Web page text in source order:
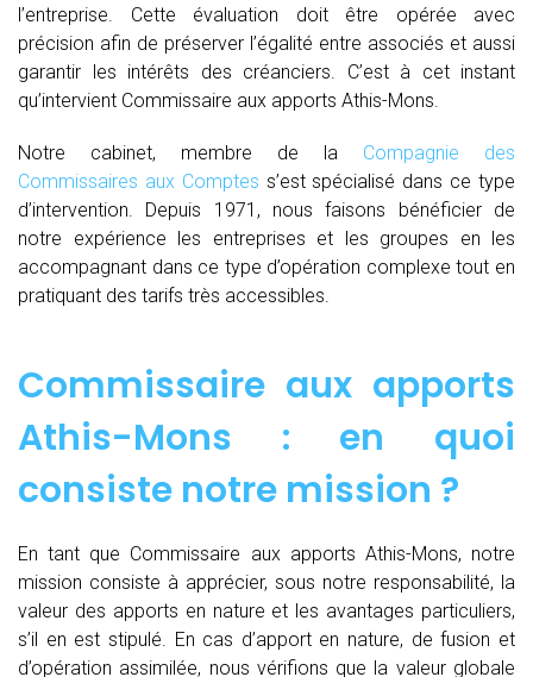
l’entreprise. Cette évaluation doit être opérée avec
précision afin de préserver l’égalité entre associés et aussi
garantir les intérêts des créanciers. C’est à cet instant
qu’intervient Commissaire aux apports Athis-Mons.
Notre cabinet, membre de la Compagnie des
Commissaires aux Comptes s’est spécialisé dans ce type
d’intervention. Depuis 1971, nous faisons bénéficier de
notre expérience les entreprises et les groupes en les
accompagnant dans ce type d’opération complexe tout en
pratiquant des tarifs très accessibles.
Commissaire aux apports
Athis-Mons : en quoi
consiste notre mission ?
En tant que Commissaire aux apports Athis-Mons, notre
mission consiste à apprécier, sous notre responsabilité, la
valeur des apports en nature et les avantages particuliers,
s’il en est stipulé. En cas d’apport en nature, de fusion et
d’opération assimilée, nous vérifions que la valeur globale